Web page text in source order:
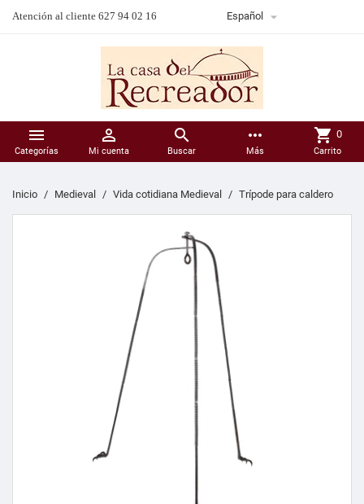
Atención al cliente 627 94 02 16 Español 

Categorías

Mi cuenta

Buscar
more_horiz
Más
shopping_cart 0
Carrito
Inicio Medieval Vida cotidiana Medieval Trípode para caldero